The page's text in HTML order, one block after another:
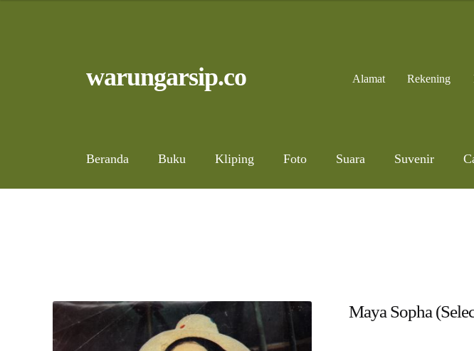
to
to
warungarsip.co Alamat Rekening
Beranda Buku Kliping Foto Suara Suvenir
Maya Sopha